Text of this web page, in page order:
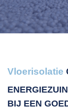
Vloerisolatie
BIJ EEN